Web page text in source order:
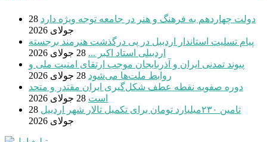
دولت چهاردهم به فرهنگ و هنر در جامعه توجه ویژه دارد 28
جولای 2026
پیام تسلیت استاندار اردبیل در پی درگذشت هنرمند برجسته
اردبیلی استاد اکبر ... 28 جولای 2026
پیوند تمدنی ایران و آذربایجان موجب ارتقای امنیت ملی و
روابط ملت‌ها می‌شود 28 جولای 2026
دوره صفویه نقطه عطف شکل‌گیری ایران مقتدر و متحد
است 28 جولای 2026
تامین ۲۳۰میلیارد تومان برای تکمیل تالار شهر اردبیل
28
جولای 2026